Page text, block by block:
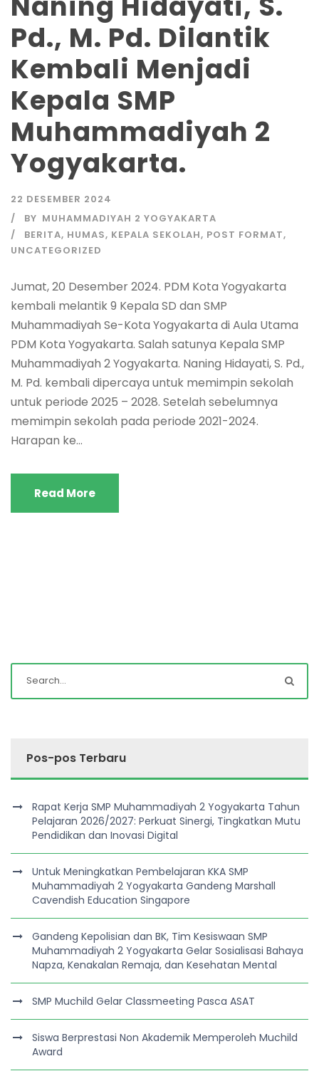
Pd., M. Pd. Dilantik
Kembali Menjadi
Kepala SMP
Muhammadiyah 2
Yogyakarta.
22 DESEMBER 2024
BY MUHAMMADIYAH 2 YOGYAKARTA
BERITA, HUMAS, KEPALA SEKOLAH, POST FORMAT,
UNCATEGORIZED
Jumat, 20 Desember 2024. PDM Kota Yogyakarta
kembali melantik 9 Kepala SD dan SMP
Muhammadiyah Se-Kota Yogyakarta di Aula Utama
PDM Kota Yogyakarta. Salah satunya Kepala SMP
Muhammadiyah 2 Yogyakarta. Naning Hidayati, S. Pd.,
M. Pd. kembali dipercaya untuk memimpin sekolah
untuk periode 2025 – 2028. Setelah sebelumnya
memimpin sekolah pada periode 2021-2024.
Harapan ke...
Read More
Pos-pos Terbaru
Rapat Kerja SMP Muhammadiyah 2 Yogyakarta Tahun
Pelajaran 2026/2027: Perkuat Sinergi, Tingkatkan Mutu
Pendidikan dan Inovasi Digital
Untuk Meningkatkan Pembelajaran KKA SMP
Muhammadiyah 2 Yogyakarta Gandeng Marshall
Cavendish Education Singapore
Gandeng Kepolisian dan BK, Tim Kesiswaan SMP
Muhammadiyah 2 Yogyakarta Gelar Sosialisasi Bahaya
Napza, Kenakalan Remaja, dan Kesehatan Mental
SMP Muchild Gelar Classmeeting Pasca ASAT
Siswa Berprestasi Non Akademik Memperoleh Muchild
Award